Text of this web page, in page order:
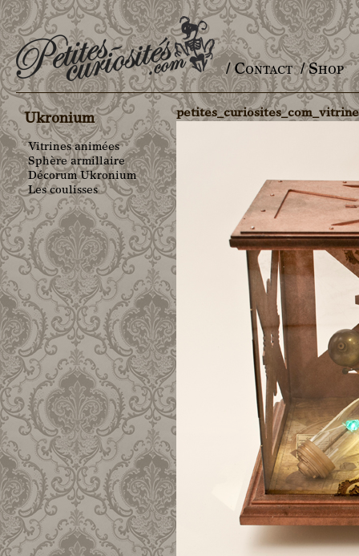
Main menu
/ Contact / Shop
Ukronium
Vitrines animées
Sphère armillaire
Décorum Ukronium
Les coulisses